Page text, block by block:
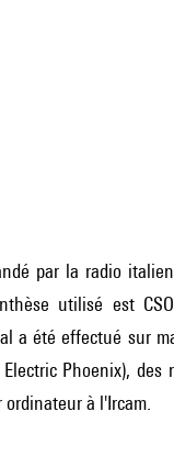
par la radio
utilisé est
a été effectué sur
Phoenix),
à l'Ircam.